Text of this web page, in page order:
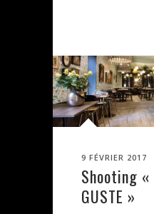
9 FÉVRIER 2017
Shooting «
GUSTE »